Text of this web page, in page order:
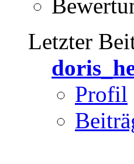
Letzter
Profil